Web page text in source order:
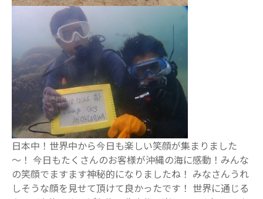
日本中！世界中から今日も楽しい笑顔が集まりました
～！ 今日もたくさんのお客様が沖縄の海に感動！みんな
の笑顔でますます神秘的になりましたね！ みなさんうれ
しそうな顔を見せて頂けて良かったです！ 世界に通じる